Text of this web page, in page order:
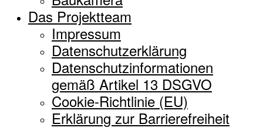
Das Projektteam
Impressum
Datenschutzerklärung
Datenschutzinformationen
gemäß Artikel 13 DSGVO
Cookie-Richtlinie (EU)
Erklärung zur Barrierefreiheit